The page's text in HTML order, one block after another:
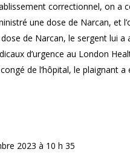
correctionnel, on a
une dose de Narcan, et
de Narcan, le sergent lui
d’urgence au London
de l’hôpital, le plaignant
2023 à 10 h 35